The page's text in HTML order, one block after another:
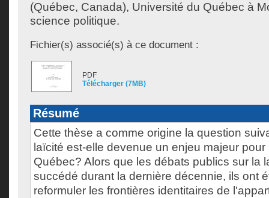
(Québec, Canada), Université du Québec à
science politique.
Fichier(s) associé(s) à ce document :
PDF
Télécharger (7MB)
Résumé
Cette thèse a comme origine la question
laïcité est-elle devenue un enjeu majeur
Québec? Alors que les débats publics sur la
succédé durant la dernière décennie, ils ont
reformuler les frontières identitaires de